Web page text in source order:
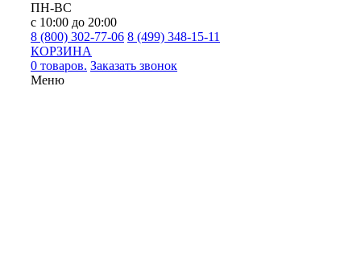
ПН-ВС
с 10:00 до 20:00
8 (800) 302-77-06 8 (499) 348-15-11
КОРЗИНА
0 товаров. Заказать звонок
Меню